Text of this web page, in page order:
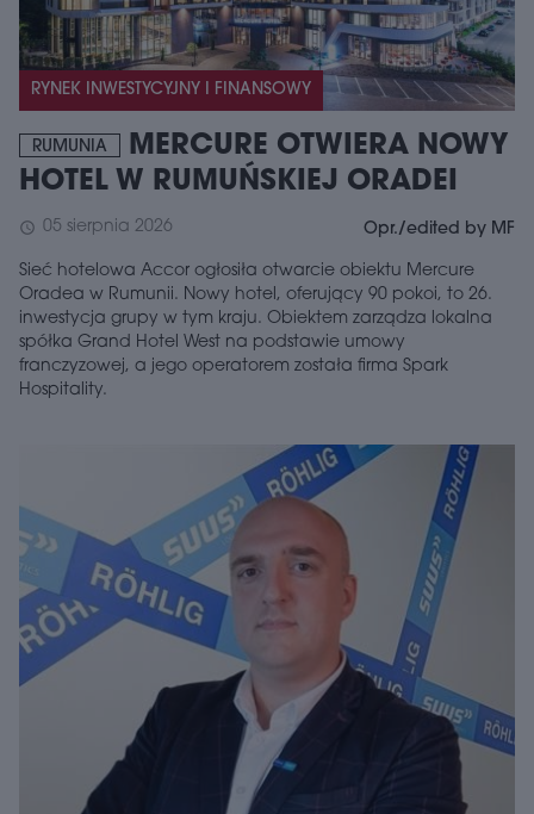
RYNEK INWESTYCYJNY I FINANSOWY
RUMUNIA
MERCURE OTWIERA NOWY
HOTEL W RUMUŃSKIEJ ORADEI
schedule 05 sierpnia 2026 Opr./edited by MF
Sieć hotelowa Accor ogłosiła otwarcie obiektu Mercure
Oradea w Rumunii. Nowy hotel, oferujący 90 pokoi, to 26.
inwestycja grupy w tym kraju. Obiektem zarządza lokalna
spółka Grand Hotel West na podstawie umowy
franczyzowej, a jego operatorem została firma Spark
Hospitality.